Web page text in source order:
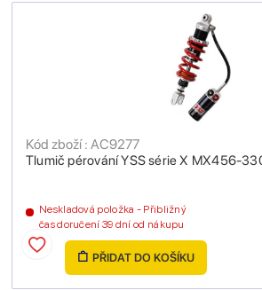
Tlumič pérování YSS série X MX456-
Kód zboží : AC9277
Neskladová položka - Přibližný
čas doručení 39 dní od nákupu
PŘIDAT DO KOŠÍKU